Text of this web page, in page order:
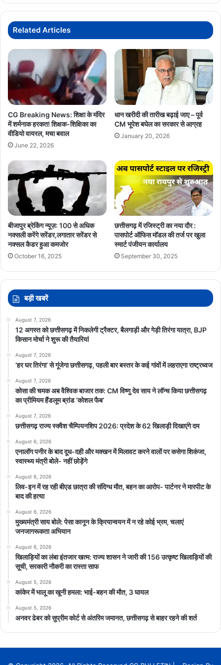
BhajanClubbing RaipurEvent
RaipurIndoorStadium
चीफ
दीपक
बैज
तीखा
पलटवार
Related Articles
CG Breaking News: शिक्षा के मंदिर
में शर्मनाक हरकत! शिक्षक-शिक्षिका का
वीडियो वायरल, मचा बवाल
June 22, 2026
धान खरीदी की तारीख बढ़ाई जाए – पूर्व
CM भूपेश बघेल का सरकार से आग्रह
January 20, 2026
बीजापुर ब्रेकिंग न्यूज़: 100 से अधिक
नक्सली करेंगे सरेंडर,लगातार सरेंडर से
नक्सल कैडर हुआ कमजोर
October 16, 2025
छत्तीसगढ़ में रजिस्ट्री का नया दौर :
पासपोर्ट ऑफिस मॉडल की तर्ज पर खुला
स्मार्ट पंजीयन कार्यालय
September 30, 2025
बड़ी खबरें
August 7, 2026
12 अगस्त को छत्तीसगढ़ में निकलेगी ट्रैक्टर, बैलगाड़ी और गेड़ी तिरंगा यात्रा, BJP
किसान मोर्चा ने शुरू की तैयारियां
August 7, 2026
‘हर घर तिरंगा’ से गूंजेगा छत्तीसगढ़, पहली बार बस्तर के कई गांवों में लहराएगा राष्ट्रध्वज
August 7, 2026
कोसा की चमक अब वैश्विक बाजार तक: CM विष्णु देव साय ने लॉन्च किया छत्तीसगढ़
का प्रीमियम हैंडलूम ब्रांड ‘कोशल फैब’
August 7, 2026
छत्तीसगढ़ राज्य स्क्वैश चैम्पियनशिप 2026: प्रदेश के 62 खिलाड़ी दिखाएंगे दम
August 6, 2026
एनालॉग पनीर के बाद दूध-दही और मक्खन में मिलावट करने वालों पर कसेगा शिकंजा,
स्वास्थ्य मंत्री बोले- नहीं छोड़ेंगे
August 6, 2026
लिव-इन में रह रही बीएड छात्रा की संदिग्ध मौत, बहन का आरोप- पार्टनर ने मारपीट के
बाद की हत्या
August 6, 2026
मुख्यमंत्री साय बोले: पेसा कानून के क्रियान्वयन में न रहे कोई भ्रम, चलाएं
जनजागरूकता अभियान
August 6, 2026
खिलाड़ियों का लंबा इंतजार खत्म: राज्य शासन ने जारी की 156 उत्कृष्ट खिलाड़ियों की
सूची, सरकारी नौकरी का रास्ता साफ
August 5, 2026
कांकेर में भालू का खूनी हमला: भाई-बहन की मौत, 3 घायल
August 5, 2026
अनवर ढेबर को सुप्रीम कोर्ट से अंतरिम जमानत, छत्तीसगढ़ से बाहर रहने की शर्त